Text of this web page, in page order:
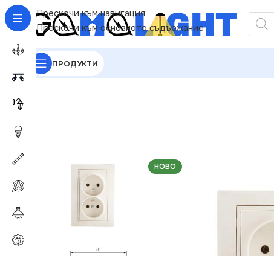
Прескочи към навигация
Прескочи към основното съдържание
ПРОДУКТИ
GAMALIGHT»
НОВО